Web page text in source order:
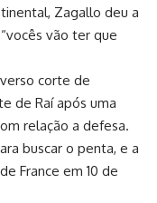
Zagallo deu a
vão ter que
corte de
de Raí após uma
relação a defesa.
buscar o penta, e a
France em 10 de